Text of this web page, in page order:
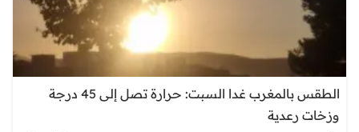
الطقس بالمغرب غدا السبت: حرارة تصل إلى 45 درجة
وزخات رعدية